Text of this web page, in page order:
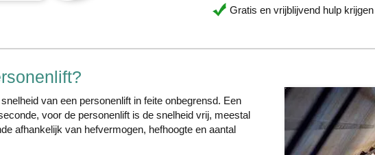
Gratis en vrijblijvend hulp krijgen
van een personenlift in feite onbegrensd. Een
voor de personenlift is de snelheid vrij, meestal
afhankelijk van hefvermogen, hefhoogte en aantal